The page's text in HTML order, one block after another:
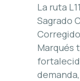
La ruta
Sagrado
Marqués